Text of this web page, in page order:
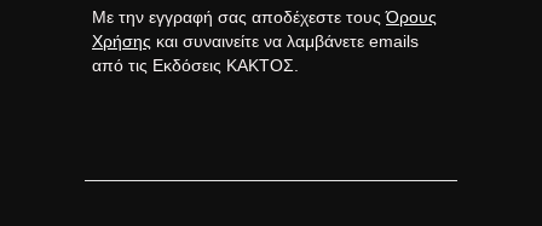
Με την εγγραφή σας αποδέχεστε τουςΌρους
Χρήσης και συναινείτε να λαμβάνετε emails
από τις Εκδόσεις ΚΑΚΤΟΣ.